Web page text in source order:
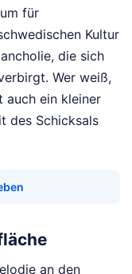
für
Kultur
die sich
Wer weiß,
auch ein kleiner
des Schicksals
an den